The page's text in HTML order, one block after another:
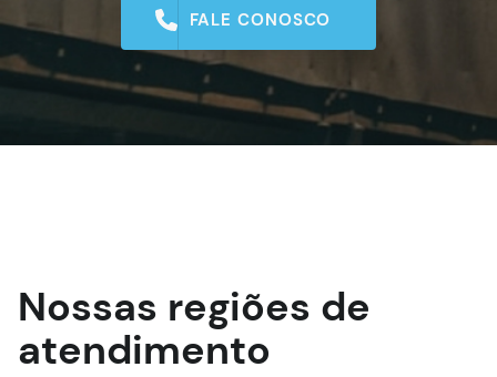
FALE CONOSCO
Nossas regiões de
atendimento